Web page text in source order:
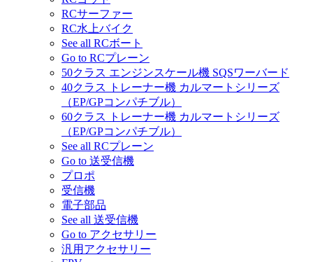
RCサーファー
RC水上バイク
See all RCボート
Go to RCプレーン
50クラス エンジンスケール機 SQSワーバード
40クラス トレーナー機 カルマートシリーズ
（EP/GPコンパチブル）
60クラス トレーナー機 カルマートシリーズ
（EP/GPコンパチブル）
See all RCプレーン
Go to 送受信機
プロポ
受信機
電子部品
See all 送受信機
Go to アクセサリー
汎用アクセサリー